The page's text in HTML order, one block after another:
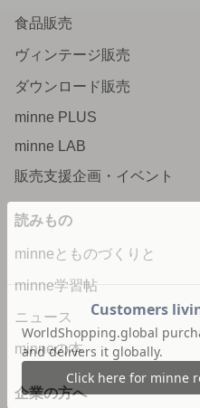
食品販売
ヴィンテージ販売
ダウンロード販売
minne PLUS
minne LAB
販売支援企画・イベント
読みもの
minneとものづくりと
minne学習帖
ニュース
minneの本
企業の方へ